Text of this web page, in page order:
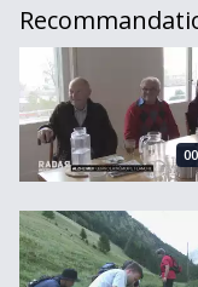
Mémoire,
Un patrimoine